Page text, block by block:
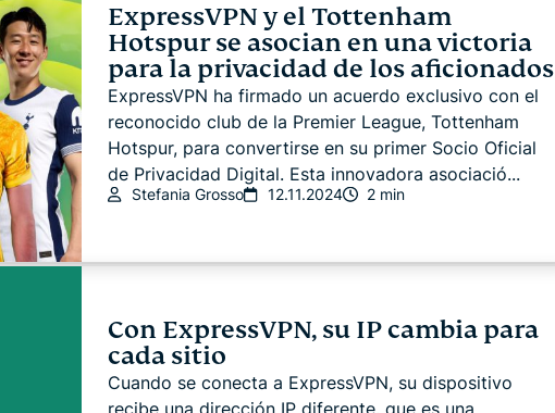
ExpressVPN y el Tottenham
Hotspur se asocian en una victoria
para la privacidad de los aficionados
ExpressVPN ha firmado un acuerdo exclusivo con el
reconocido club de la Premier League, Tottenham
Hotspur, para convertirse en su primer Socio Oficial
de Privacidad Digital. Esta innovadora asociació...
Stefania Grosso 12.11.2024 2 min
Con ExpressVPN, su IP cambia para
cada sitio
Cuando se conecta a ExpressVPN, su dispositivo